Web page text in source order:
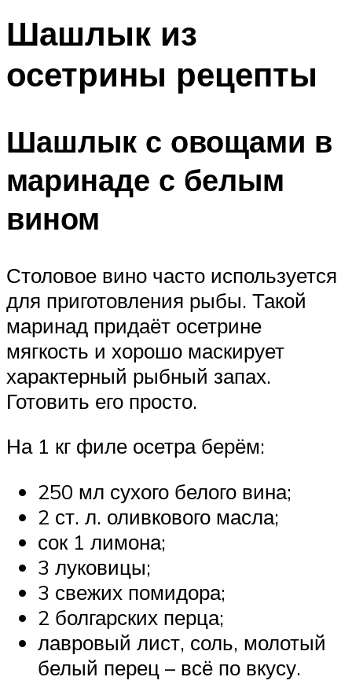
Шашлык из
осетрины рецепты
Шашлык с овощами в
маринаде с белым
вином
Столовое вино часто используется
для приготовления рыбы. Такой
маринад придаёт осетрине
мягкость и хорошо маскирует
характерный рыбный запах.
Готовить его просто.
На 1 кг филе осетра берём:
250 мл сухого белого вина;
2 ст. л. оливкового масла;
сок 1 лимона;
3 луковицы;
3 свежих помидора;
2 болгарских перца;
лавровый лист, соль, молотый
белый перец – всё по вкусу.